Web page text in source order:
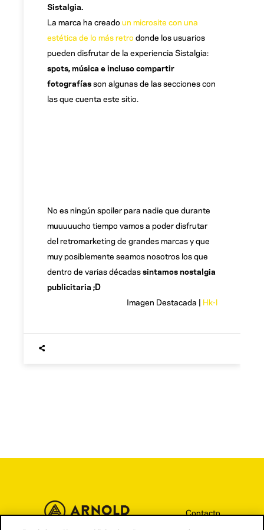
Sistalgia.
La marca ha creado un microsite con una
estética de lo más retro donde los usuarios
pueden disfrutar de la experiencia Sistalgia:
spots, música e incluso compartir
fotografíasson algunas de las secciones con
las que cuenta este sitio.
No es ningún spoiler para nadie que durante
muuuuucho tiempo vamos a poder disfrutar
del retromarketing de grandes marcas y que
muy posiblemente seamos nosotros los que
dentro de varias décadassintamos nostalgia
publicitaria ;D
Imagen Destacada | Hk-l
Contacto